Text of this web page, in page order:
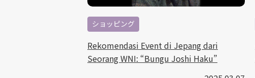
ショッピング
Rekomendasi Event di Jepang dari
Seorang WNI: “Bungu Joshi Haku”